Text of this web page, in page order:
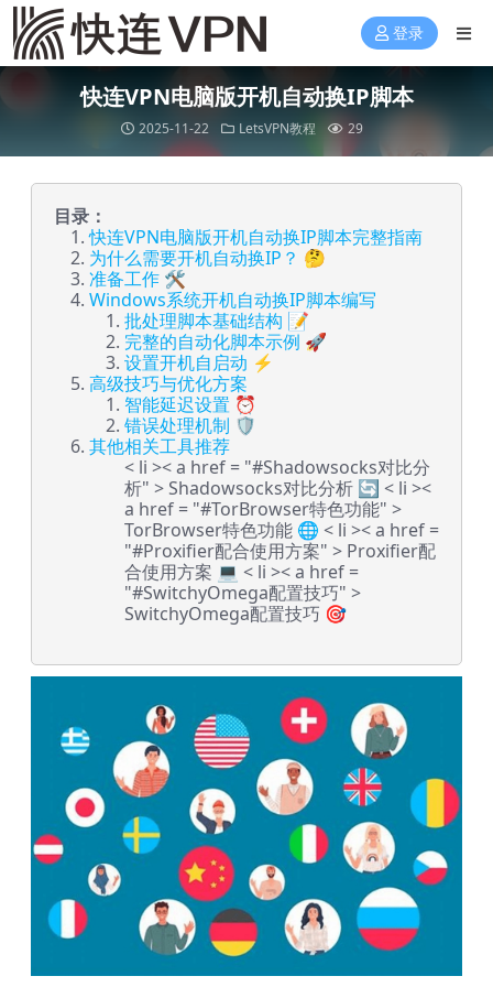
登录
快连VPN电脑版开机自动换IP脚本
2025-11-22 LetsVPN教程 29
目录：
快连VPN电脑版开机自动换IP脚本完整指南
为什么需要开机自动换IP？ 🤔
准备工作 🛠️
Windows系统开机自动换IP脚本编写
批处理脚本基础结构 📝
完整的自动化脚本示例 🚀
设置开机自启动 ⚡
高级技巧与优化方案
智能延迟设置 ⏰
错误处理机制 🛡️
其他相关工具推荐
< li >< a href = "#Shadowsocks对比分
析" > Shadowsocks对比分析 🔄 < li ><
a href = "#TorBrowser特色功能" >
TorBrowser特色功能 🌐 < li >< a href =
"#Proxifier配合使用方案" > Proxifier配
合使用方案 💻 < li >< a href =
"#SwitchyOmega配置技巧" >
SwitchyOmega配置技巧 🎯